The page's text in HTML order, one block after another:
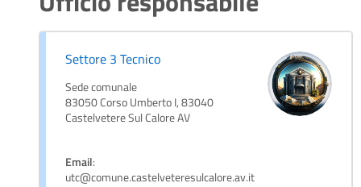
Settore 3 Tecnico
Sede comunale
83050 Corso Umberto I, 83040
Castelvetere Sul Calore AV
Email:
utc@comune.castelveteresulcalore.av.it